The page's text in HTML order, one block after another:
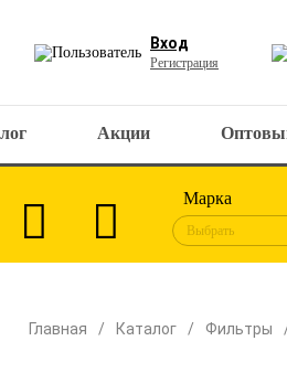
Вход
Регистрация
Акции
Марка
Выбрать
Главная Каталог Фильтры